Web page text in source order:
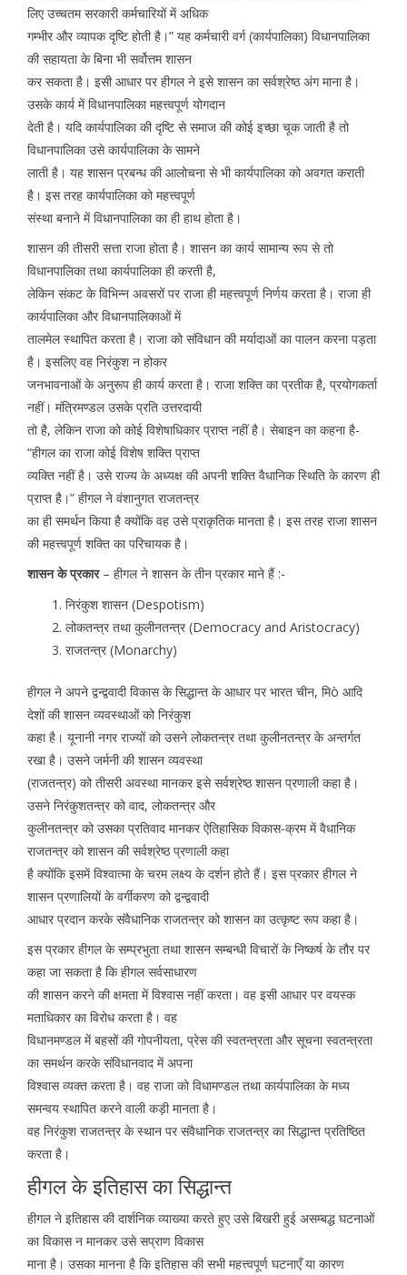
लिए उच्चतम सरकारी कर्मचारियों में अधिक
गम्भीर और व्यापक दृष्टि होती है।” यह कर्मचारी वर्ग (कार्यपालिका) विधानपालिका
की सहायता के बिना भी सर्वोत्तम शासन
कर सकता है। इसी आधार पर हीगल ने इसे शासन का सर्वश्रेष्ठ अंग माना है।
उसके कार्य में विधानपालिका महत्त्वपूर्ण योगदान
देती है। यदि कार्यपालिका की दृष्टि से समाज की कोई इच्छा चूक जाती है तो
विधानपालिका उसे कार्यपालिका के सामने
लाती है। यह शासन प्रबन्ध की आलोचना से भी कार्यपालिका को अवगत कराती
है। इस तरह कार्यपालिका को महत्त्वपूर्ण
संस्था बनाने में विधानपालिका का ही हाथ होता है।
शासन की तीसरी सत्ता राजा होता है। शासन का कार्य सामान्य रूप से तो
विधानपालिका तथा कार्यपालिका ही करती है,
लेकिन संकट के विभिन्न अवसरों पर राजा ही महत्त्वपूर्ण निर्णय करता है। राजा ही
कार्यपालिका और विधानपालिकाओं में
तालमेल स्थापित करता है। राजा को संविधान की मर्यादाओं का पालन करना पड़ता
है। इसलिए वह निरंकुश न होकर
जनभावनाओं के अनुरूप ही कार्य करता है। राजा शक्ति का प्रतीक है, प्रयोगकर्ता
नहीं। मंत्रिमण्डल उसके प्रति उत्तरदायी
तो है, लेकिन राजा को कोई विशेषाधिकार प्राप्त नहीं है। सेबाइन का कहना है-
“हीगल का राजा कोई विशेष शक्ति प्राप्त
व्यक्ति नहीं है। उसे राज्य के अध्यक्ष की अपनी शक्ति वैधानिक स्थिति के कारण ही
प्राप्त है।” हीगल ने वंशानुगत राजतन्त्र
का ही समर्थन किया है क्योंकि वह उसे प्राकृतिक मानता है। इस तरह राजा शासन
की महत्त्वपूर्ण शक्ति का परिचायक है।
शासन के प्रकार– हीगल ने शासन के तीन प्रकार माने हैं :-
निरंकुश शासन (Despotism)
लोकतन्त्र तथा कुलीनतन्त्र (Democracy and Aristocracy)
राजतन्त्र (Monarchy)
हीगल ने अपने द्वन्द्ववादी विकास के सिद्धान्त के आधार पर भारत चीन, मिò आदि
देशों की शासन व्यवस्थाओं को निरंकुश
कहा है। यूनानी नगर राज्यों को उसने लोकतन्त्र तथा कुलीनतन्त्र के अन्तर्गत
रखा है। उसने जर्मनी की शासन व्यवस्था
(राजतन्त्र) को तीसरी अवस्था मानकर इसे सर्वश्रेष्ठ शासन प्रणाली कहा है।
उसने निरंकुशतन्त्र को वाद, लोकतन्त्र और
कुलीनतन्त्र को उसका प्रतिवाद मानकर ऐतिहासिक विकास-क्रम में वैधानिक
राजतन्त्र को शासन की सर्वश्रेष्ठ प्रणाली कहा
है क्योंकि इसमें विश्वात्मा के चरम लक्ष्य के दर्शन होते हैं। इस प्रकार हीगल ने
शासन प्रणालियों के वर्गीकरण को द्वन्द्ववादी
आधार प्रदान करके संवैधानिक राजतन्त्र को शासन का उत्कृष्ट रूप कहा है।
इस प्रकार हीगल के सम्प्रभुता तथा शासन सम्बन्धी विचारों के निष्कर्ष के तौर पर
कहा जा सकता है कि हीगल सर्वसाधारण
की शासन करने की क्षमता में विश्वास नहीं करता। वह इसी आधार पर वयस्क
मताधिकार का विरोध करता है। वह
विधानमण्डल में बहसों की गोपनीयता, प्रेस की स्वतन्त्रता और सूचना स्वतन्त्रता
का समर्थन करके संविधानवाद में अपना
विश्वास व्यक्त करता है। वह राजा को विधामण्डल तथा कार्यपालिका के मध्य
समन्वय स्थापित करने वाली कड़ी मानता है।
वह निरंकुश राजतन्त्र के स्थान पर संवैधानिक राजतन्त्र का सिद्धान्त प्रतिष्ठित
करता है।
हीगल के इतिहास का सिद्धान्त
हीगल ने इतिहास की दार्शनिक व्याख्या करते हुए उसे बिखरी हुई असम्बद्ध घटनाओं
का विकास न मानकर उसे सप्राण विकास
माना है। उसका मानना है कि इतिहास की सभी महत्त्वपूर्ण घटनाएँ या कारण